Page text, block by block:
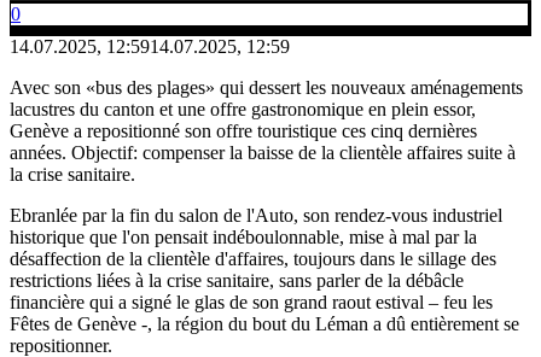
0
14.07.2025, 12:5914.07.2025, 12:59
Avec son «bus des plages» qui dessert les nouveaux aménagements
lacustres du canton et une offre gastronomique en plein essor,
Genève a repositionné son offre touristique ces cinq dernières
années. Objectif: compenser la baisse de la clientèle affaires suite à
la crise sanitaire.
Ebranlée par la fin du salon de l'Auto, son rendez-vous industriel
historique que l'on pensait indéboulonnable, mise à mal par la
désaffection de la clientèle d'affaires, toujours dans le sillage des
restrictions liées à la crise sanitaire, sans parler de la débâcle
financière qui a signé le glas de son grand raout estival – feu les
Fêtes de Genève -, la région du bout du Léman a dû entièrement se
repositionner.